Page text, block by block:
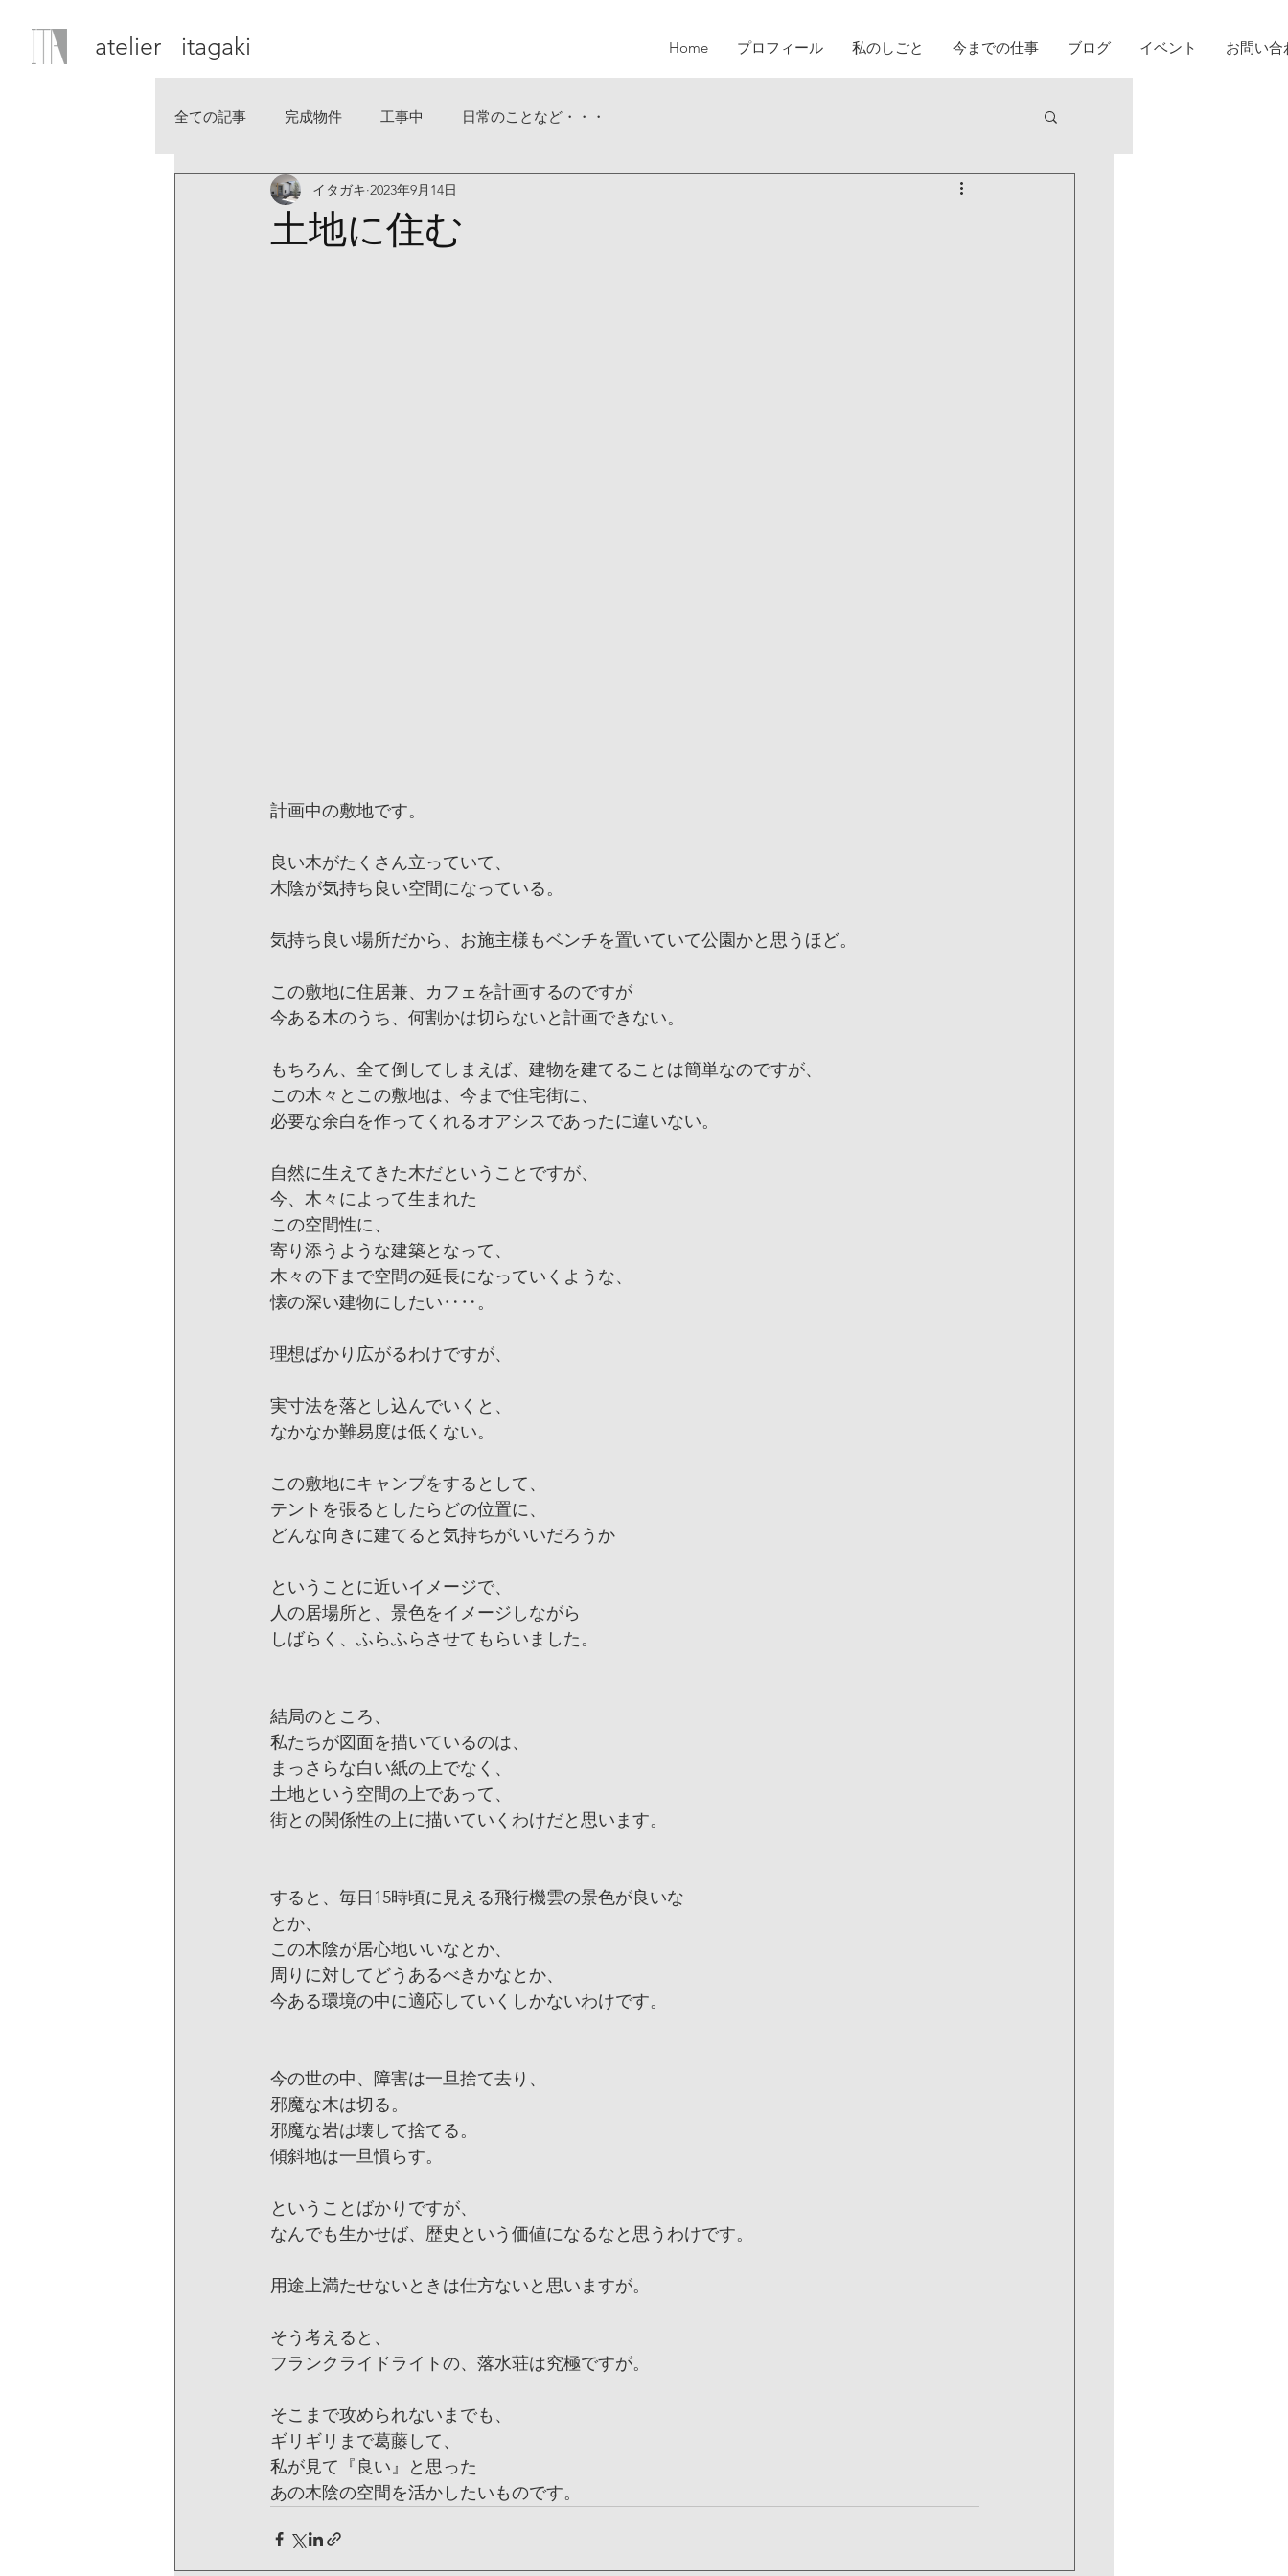
atelier itagaki Home プロフィール 私のしごと 今までの仕事 ブログ イベント お問い合
全ての記事 完成物件 工事中 日常のことなど・・・
土地に住む
イタガキ 2023年9月14日
計画中の敷地です。
良い木がたくさん立っていて、
木陰が気持ち良い空間になっている。
気持ち良い場所だから、お施主様もベンチを置いていて公園かと思うほど。
この敷地に住居兼、カフェを計画するのですが
今ある木のうち、何割かは切らないと計画できない。
もちろん、全て倒してしまえば、建物を建てることは簡単なのですが、
この木々とこの敷地は、今まで住宅街に、
必要な余白を作ってくれるオアシスであったに違いない。
自然に生えてきた木だということですが、
今、木々によって生まれた
この空間性に、
寄り添うような建築となって、
木々の下まで空間の延長になっていくような、
懐の深い建物にしたい‥‥。
理想ばかり広がるわけですが、
実寸法を落とし込んでいくと、
なかなか難易度は低くない。
この敷地にキャンプをするとして、
テントを張るとしたらどの位置に、
どんな向きに建てると気持ちがいいだろうか
ということに近いイメージで、
人の居場所と、景色をイメージしながら
しばらく、ふらふらさせてもらいました。
結局のところ、
私たちが図面を描いているのは、
まっさらな白い紙の上でなく、
土地という空間の上であって、
街との関係性の上に描いていくわけだと思います。
すると、毎日15時頃に見える飛行機雲の景色が良いな
とか、
この木陰が居心地いいなとか、
周りに対してどうあるべきかなとか、
今ある環境の中に適応していくしかないわけです。
今の世の中、障害は一旦捨て去り、
邪魔な木は切る。
邪魔な岩は壊して捨てる。
傾斜地は一旦慣らす。
ということばかりですが、
なんでも生かせば、歴史という価値になるなと思うわけです。
用途上満たせないときは仕方ないと思いますが。
そう考えると、
フランクライドライトの、落水荘は究極ですが。
そこまで攻められないまでも、
ギリギリまで葛藤して、
私が見て『良い』と思った
あの木陰の空間を活かしたいものです。